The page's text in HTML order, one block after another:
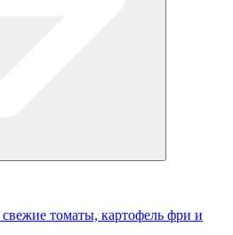
томаты, картофель фри и